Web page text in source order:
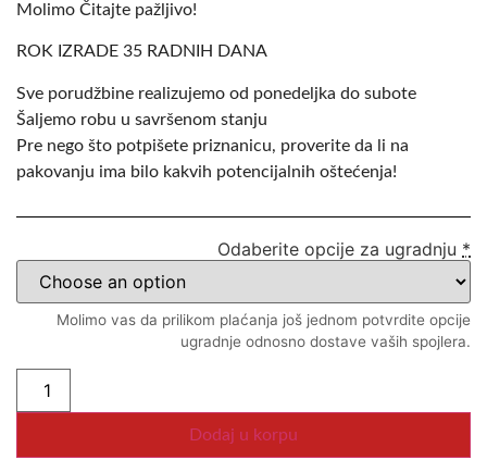
Molimo Čitajte pažljivo!
ROK IZRADE 35 RADNIH DANA
Sve porudžbine realizujemo od ponedeljka do subote
Šaljemo robu u savršenom stanju
Pre nego što potpišete priznanicu, proverite da li na
pakovanju ima bilo kakvih potencijalnih oštećenja!
Odaberite opcije za ugradnju *
Molimo vas da prilikom plaćanja još jednom potvrdite opcije
ugradnje odnosno dostave vaših spojlera.
Dodaj u korpu